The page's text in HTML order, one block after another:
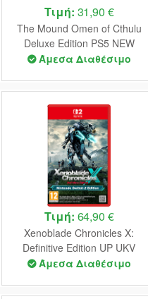
Τιμή: 31,90 €
The Mound Omen of Cthulu
Deluxe Edition PS5 NEW
Άμεσα Διαθέσιμο
Τιμή: 64,90 €
Xenoblade Chronicles X:
Definitive Edition UP UKV
Nintendo Switch 2 NEW
Άμεσα Διαθέσιμο